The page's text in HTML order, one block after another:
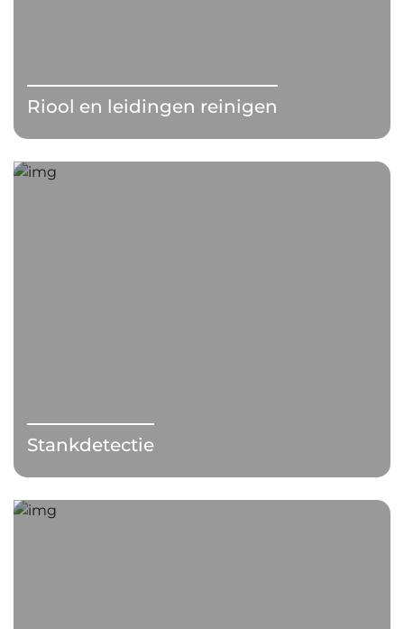
Riool en leidingen reinigen
Stankdetectie